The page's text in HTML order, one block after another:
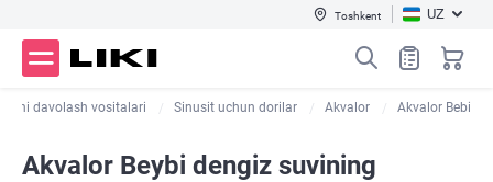
Toshkent UZ
davolash vositalari Sinusit uchun dorilar Akvalor Akvalor Bebi
Akvalor Beybi dengiz suvining